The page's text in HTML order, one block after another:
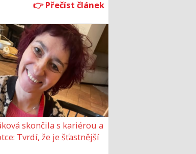
skončila s kariérou a
Tvrdí, že je šťastnější